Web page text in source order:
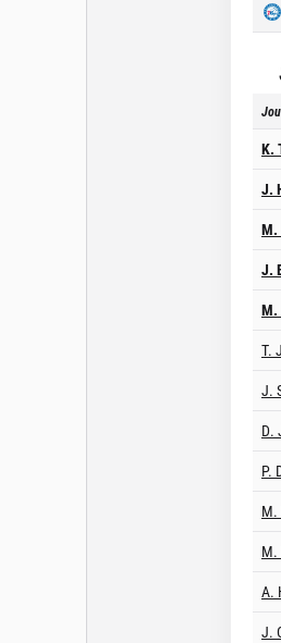
K.
J.
M.
J.
M.
T.
J.
D.
P.
M.
M.
A.
J.